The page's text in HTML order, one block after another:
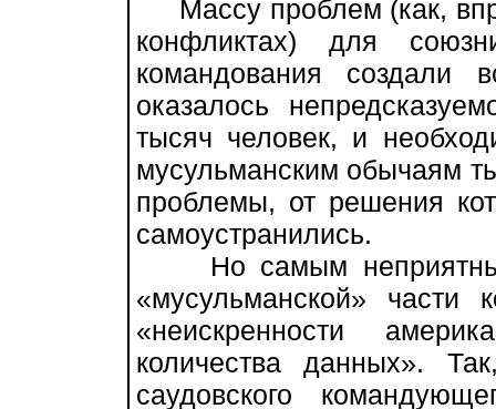
Массу проблем (как,
конфликтах) для
командования создали
оказалось
тысяч человек, и
мусульманским обычаям
проблемы, от решения
самоустранились.
Но самым неприятным
«мусульманской» части
«неискренности
количества данных».
саудовского